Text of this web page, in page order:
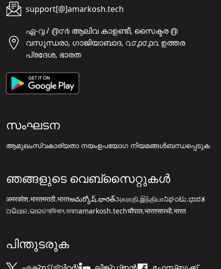
support[@]amarkosh.tech
ഏ-൮ / ൫൦൪ ആലിവ കാഉണ്ടീ, സൈക്ടര ൫
വസുന്ധരാ, ഗാജിയാബാദ, ൨൦൧൦൧൨ ഉത്തര
പ്രദേശ, ഭാരത
സംഘടന
ആമുഖംസ്വകാര്യതാ നയംഉപയോഗ നിയമങ്ങൾബന്ധപ്പെടുക
ഞങ്ങളുടെ വെബ്സൈറ്റുകൾ
अमरकोश.भारतमराठी.भारतఅమర్కోష్.భారత్அகராதி.இந்தியாನಿಘಂಟು.ಭಾರತ
ଅଭିଧାନ.ଭାରତঅভিধান.ভারতamarkosh.techचौपाल.भारतसारथी.भारत
പിന്തുടരുക